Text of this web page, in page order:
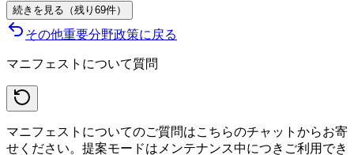
続きを見る（残り 69件）
その他重要分野政策に戻る
マニフェストについて質問
マニフェストについてのご質問はこちらのチャットからお寄
せください。提案モードはメンテナンス中につきご利用でき